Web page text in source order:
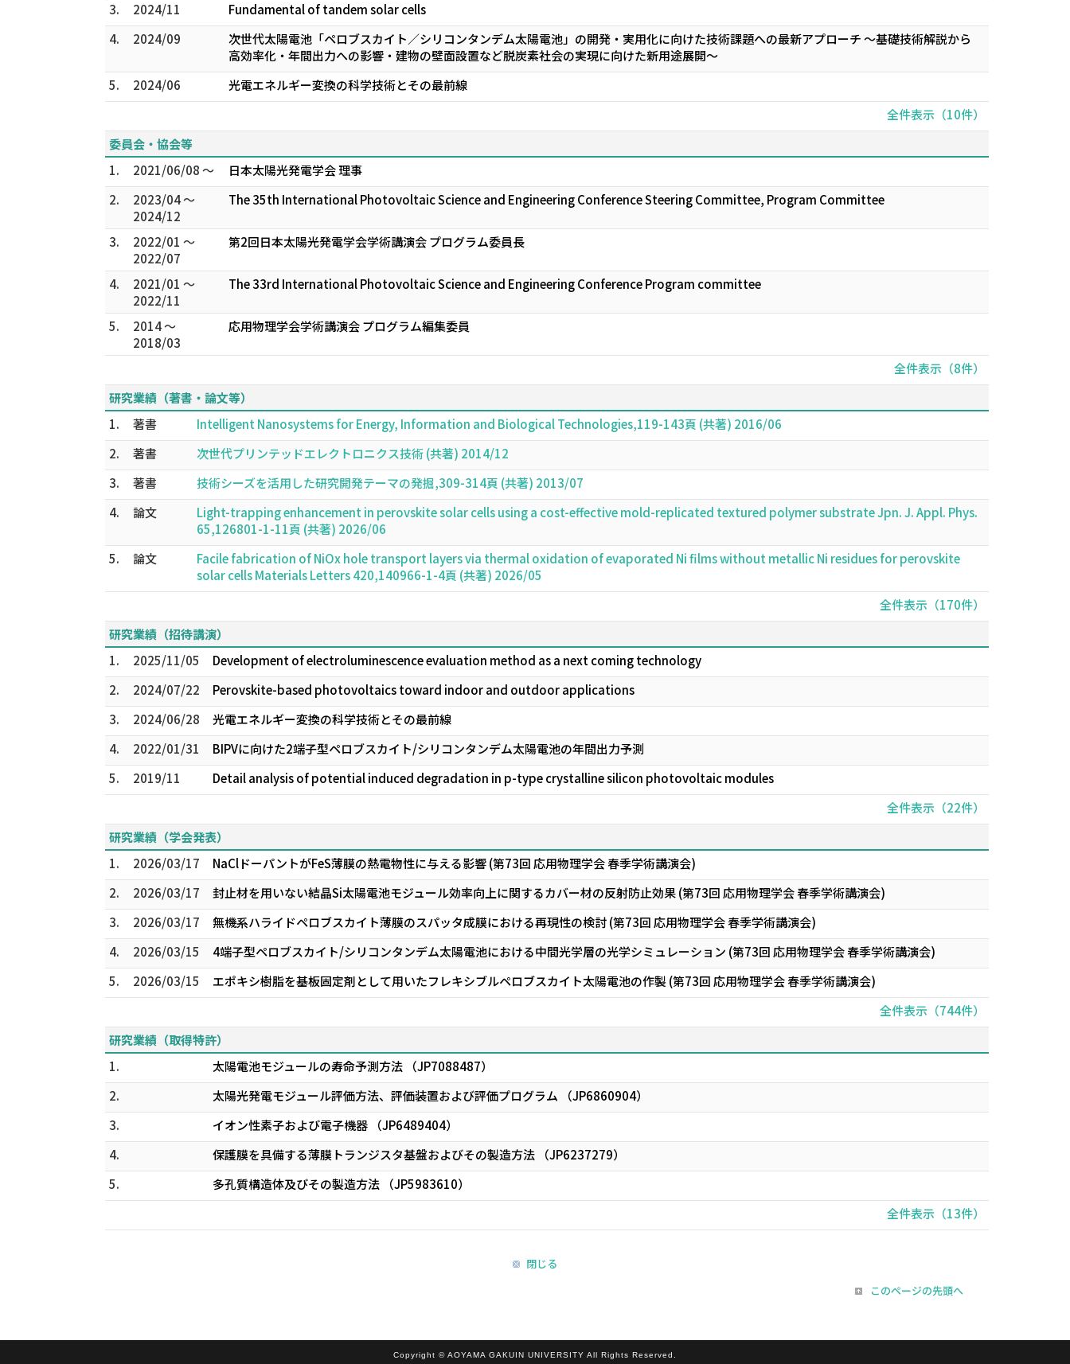
3.
2024/11
Fundamental of tandem solar cells
4.
2024/09
次世代太陽電池「ペロブスカイト／シリコンタンデム太陽電池」の開発・実用化に向けた技術課題への最新アプローチ ～基礎技術解説から
高効率化・年間出力への影響・建物の壁面設置など脱炭素社会の実現に向けた新用途展開～
5.
2024/06
光電エネルギー変換の科学技術とその最前線
全件表示（10件）
委員会・協会等
1.
2021/06/08 ～
日本太陽光発電学会 理事
2.
2023/04 ～
2024/12
The 35th International Photovoltaic Science and Engineering Conference Steering Committee, Program Committee
3.
2022/01 ～
2022/07
第2回日本太陽光発電学会学術講演会 プログラム委員長
4.
2021/01 ～
2022/11
The 33rd International Photovoltaic Science and Engineering Conference Program committee
5.
2014 ～
2018/03
応用物理学会学術講演会 プログラム編集委員
全件表示（8件）
研究業績（著書・論文等）
1.
著書
Intelligent Nanosystems for Energy, Information and Biological Technologies,119-143頁 (共著) 2016/06
2.
著書
次世代プリンテッドエレクトロニクス技術 (共著) 2014/12
3.
著書
技術シーズを活用した研究開発テーマの発掘,309-314頁 (共著) 2013/07
4.
論文
Light-trapping enhancement in perovskite solar cells using a cost-effective mold-replicated textured polymer substrate Jpn. J. Appl. Phys.
65,126801-1-11頁 (共著) 2026/06
5.
論文
Facile fabrication of NiOx hole transport layers via thermal oxidation of evaporated Ni films without metallic Ni residues for perovskite
solar cells Materials Letters 420,140966-1-4頁 (共著) 2026/05
全件表示（170件）
研究業績（招待講演）
1.
2025/11/05
Development of electroluminescence evaluation method as a next coming technology
2.
2024/07/22
Perovskite-based photovoltaics toward indoor and outdoor applications
3.
2024/06/28
光電エネルギー変換の科学技術とその最前線
4.
2022/01/31
BIPVに向けた2端子型ペロブスカイト/シリコンタンデム太陽電池の年間出力予測
5.
2019/11
Detail analysis of potential induced degradation in p-type crystalline silicon photovoltaic modules
全件表示（22件）
研究業績（学会発表）
1.
2026/03/17
NaClドーパントがFeS薄膜の熱電物性に与える影響 (第73回 応用物理学会 春季学術講演会)
2.
2026/03/17
封止材を用いない結晶Si太陽電池モジュール効率向上に関するカバー材の反射防止効果 (第73回 応用物理学会 春季学術講演会)
3.
2026/03/17
無機系ハライドペロブスカイト薄膜のスパッタ成膜における再現性の検討 (第73回 応用物理学会 春季学術講演会)
4.
2026/03/15
4端子型ペロブスカイト/シリコンタンデム太陽電池における中間光学層の光学シミュレーション (第73回 応用物理学会 春季学術講演会)
5.
2026/03/15
エポキシ樹脂を基板固定剤として用いたフレキシブルペロブスカイト太陽電池の作製 (第73回 応用物理学会 春季学術講演会)
全件表示（744件）
研究業績（取得特許）
1.
太陽電池モジュールの寿命予測方法 （JP7088487）
2.
太陽光発電モジュール評価方法、評価装置および評価プログラム （JP6860904）
3.
イオン性素子および電子機器 （JP6489404）
4.
保護膜を具備する薄膜トランジスタ基盤およびその製造方法 （JP6237279）
5.
多孔質構造体及びその製造方法 （JP5983610）
全件表示（13件）
閉じる
このページの先頭へ
Copyright © AOYAMA GAKUIN UNIVERSITY All Rights Reserved.